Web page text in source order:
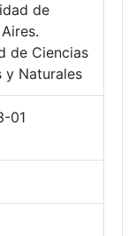
de
de Ciencias
y Naturales
01